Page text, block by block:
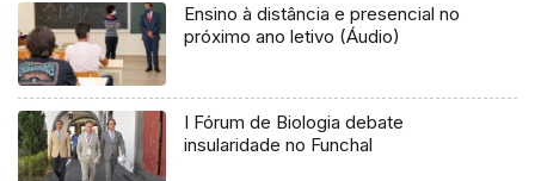
Ensino à distância e presencial no
próximo ano letivo (Áudio)
I Fórum de Biologia debate
insularidade no Funchal